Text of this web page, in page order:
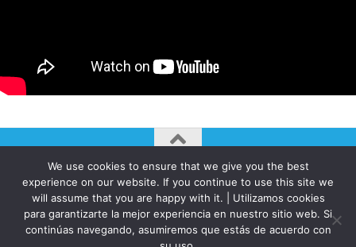
AUTOGIRO/el giro del arte actual © JAVIER MARTINEZ 2026. All
Rights Reserved.
Funciona con - Diseñado con elTema Hueman
We use cookies to ensure that we give you the best
experience on our website. If you continue to use this site we
will assume that you are happy with it. | Utilizamos cookies
para garantizarte la mejor experiencia en nuestro sitio web. Si
continúas navegando, asumiremos que estás de acuerdo con